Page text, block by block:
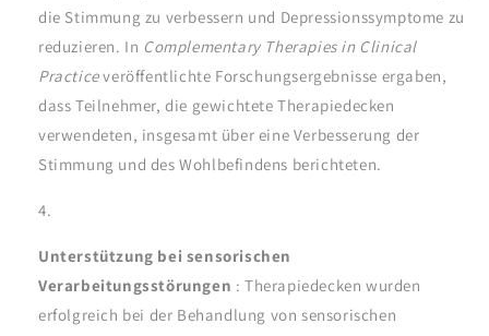
die Stimmung zu verbessern und Depressionssymptome zu
reduzieren. In Complementary Therapies in Clinical
Practiceveröffentlichte Forschungsergebnisse ergaben,
dass Teilnehmer, die gewichtete Therapiedecken
verwendeten, insgesamt über eine Verbesserung der
Stimmung und des Wohlbefindens berichteten.
Unterstützung bei sensorischen
Verarbeitungsstörungen : Therapiedecken wurden
erfolgreich bei der Behandlung von sensorischen